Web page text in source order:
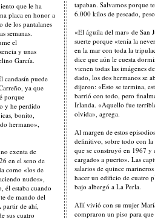
que le ha
placa en honor a
de los pantalanes
semanas.
el
y unas
García.
candasín puede
ya que
porque
y he perdido
bonito,
hermano»,
exenta de
en el seno de
como «los de
nudos»,
él estaba cuando
de mando del
partir de ahí,
sus cuatro
tapaban. Salvamos porque
6.000 kilos de pescado,
«El águila del mar» de San
suerte porque «tenía la
en la mar con toda la
dice que aún le cuesta
vienen todas las imágenes
dado, los dos hermanos se
dijeron: «Esto se termina,
barrió con todo, pero
Irlanda. «Aquello fue
olvida», agrega.
Al margen de estos
definitivo, sobre todo con
que se construyó en 1967 y
cargados a puerto». Las
salarios de quince
hacer un edificio de cuatro
bajo albergó a La Perla.
Allí vivió con su mujer
compraron un piso para